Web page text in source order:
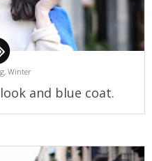
Winter
and blue coat.